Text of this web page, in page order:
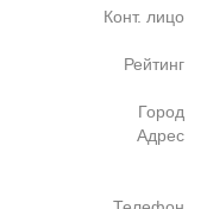
Конт. лицо
Рейтинг
Город
Адрес